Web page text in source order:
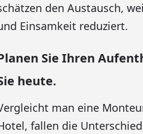
den Austausch,
Einsamkeit reduziert.
Sie Ihren
heute.
man eine
fallen die